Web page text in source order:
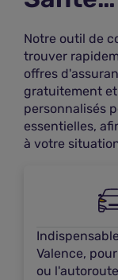
26000
7
De
À 0,27
26000
Notre outil de
trouver
offres
gratuitement
personnalisés
essentielles,
à votre
Valence,
ou